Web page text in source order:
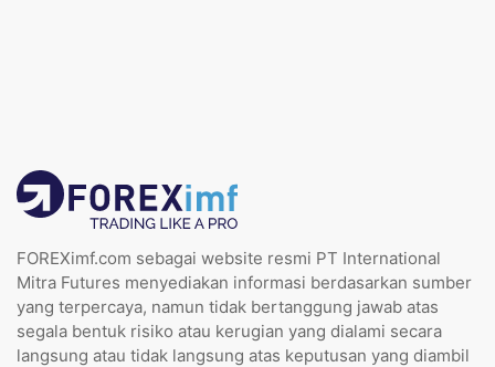
FOREXimf.com sebagai website resmi PT International
Mitra Futures menyediakan informasi berdasarkan sumber
yang terpercaya, namun tidak bertanggung jawab atas
segala bentuk risiko atau kerugian yang dialami secara
langsung atau tidak langsung atas keputusan yang diambil